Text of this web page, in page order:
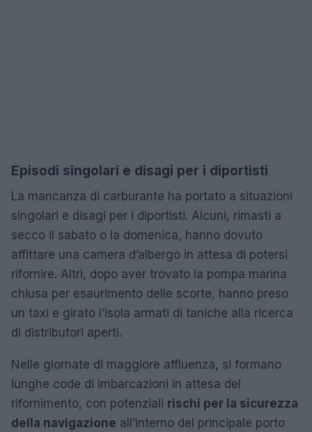
Episodi singolari e disagi per i diportisti
La mancanza di carburante ha portato a situazioni
singolari e disagi per i diportisti. Alcuni, rimasti a
secco il sabato o la domenica, hanno dovuto
affittare una camera d’albergo in attesa di potersi
rifornire. Altri, dopo aver trovato la pompa marina
chiusa per esaurimento delle scorte, hanno preso
un taxi e girato l’isola armati di taniche alla ricerca
di distributori aperti.
Nelle giornate di maggiore affluenza, si formano
lunghe code di imbarcazioni in attesa del
rifornimento, con potenziali rischi per la sicurezza
della navigazione all’interno del principale porto